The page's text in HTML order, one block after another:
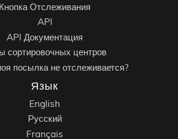
Кнопка Отслеживания
API
API Документация
сортировочных центров
посылка не отслеживается?
Язык
English
Русский
Français